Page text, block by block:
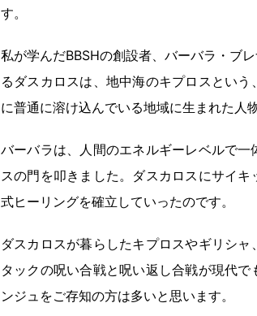
す。
私が学んだBBSHの創設者、バーバラ・ブ
るダスカロスは、地中海のキプロスとい
に普通に溶け込んでいる地域に生まれた人物
バーバラは、人間のエネルギーレベルで
スの門を叩きました。ダスカロスにサイ
式ヒーリングを確立していったのです。
ダスカロスが暮らしたキプロスやギリシ
タックの呪い合戦と呪い返し合戦が現代
ンジュをご存知の方は多いと思います。